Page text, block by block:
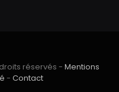
réservés - Mentions
- Contact